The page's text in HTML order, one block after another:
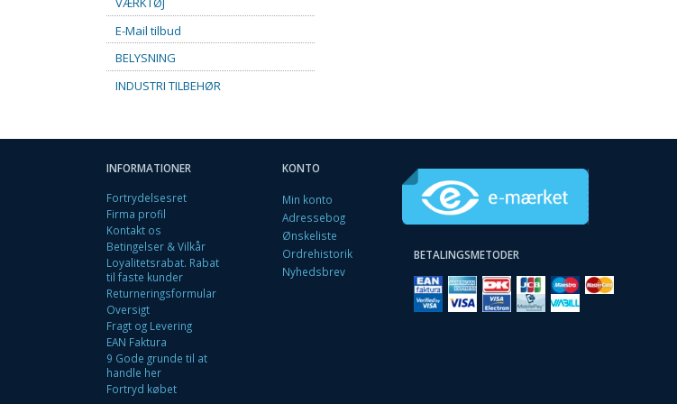
E-Mail tilbud
BELYSNING
INDUSTRI TILBEHØR
INFORMATIONER
Fortrydelsesret
Firma profil
Kontakt os
Betingelser & Vilkår
Loyalitetsrabat. Rabat
til faste kunder
Returneringsformular
Oversigt
Fragt og Levering
EAN Faktura
9 Gode grunde til at
handle her
Fortryd købet
KONTO
Min konto
Adressebog
Ønskeliste
Ordrehistorik
Nyhedsbrev
BETALINGSMETODER